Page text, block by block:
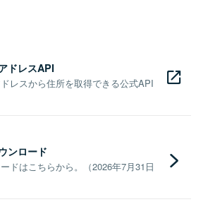
ドレスAPI
レスから住所を取得できる公式API
ンロード
ドはこちらから。（2026年7月31日